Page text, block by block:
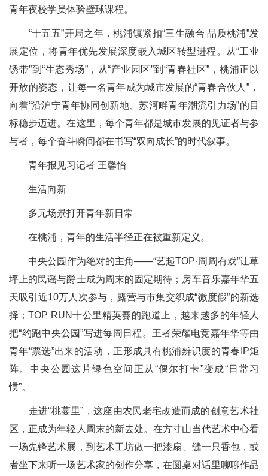
青年夜校学员体验壁球课程。
“十五五”开局之年，桃浦镇紧扣“三生融合 品质桃浦”发
展定位，将青年优先发展深度嵌入城区转型进程。从“工业
锈带”到“生态秀场”，从“产业园区”到“青春社区”，桃浦正以
开放的姿态，让每一名青年成为城市发展的“青春合伙人”，
向着“沿沪宁青年协同创新地、苏河畔青年潮流引力场”的目
标稳步迈进。在这里，每个青年都是城市发展的见证者与参
与者，每个奋斗瞬间都在书写“双向成长”的时代叙事。
青年报见习记者 王馨怡
生活向新
多元场景打开青年新日常
在桃浦，青年的生活半径正在被重新定义。
中央公园作为绝对的主角——“艺起TOP·周周有戏”让草
坪上的民谣与爵士成为周末的固定期待；房车音乐嘉年华五
天吸引近10万人次参与，露营与市集交织成“微度假”的新选
择；TOP RUN十公里精英赛的跑道上，越来越多的年轻人
把“约跑中央公园”写进每周日程。王者荣耀电竞嘉年华等由
青年“票选”出来的活动，正形成具有桃浦辨识度的青春IP矩
阵。中央公园这片绿色空间正从“偶尔打卡”变成“日常习
惯”。
走进“桃蔓里”，这座由农民老宅改造而成的创意艺术社
区，正成为年轻人周末的新去处。在方寸山当代艺术中心看
一场先锋艺术展，到艺术工坊做一把漆扇、缝一只香包，或
者坐下来听一场艺术家的创作分享，在圆桌对话里聊聊作品